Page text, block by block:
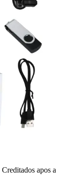
Creditados apos a